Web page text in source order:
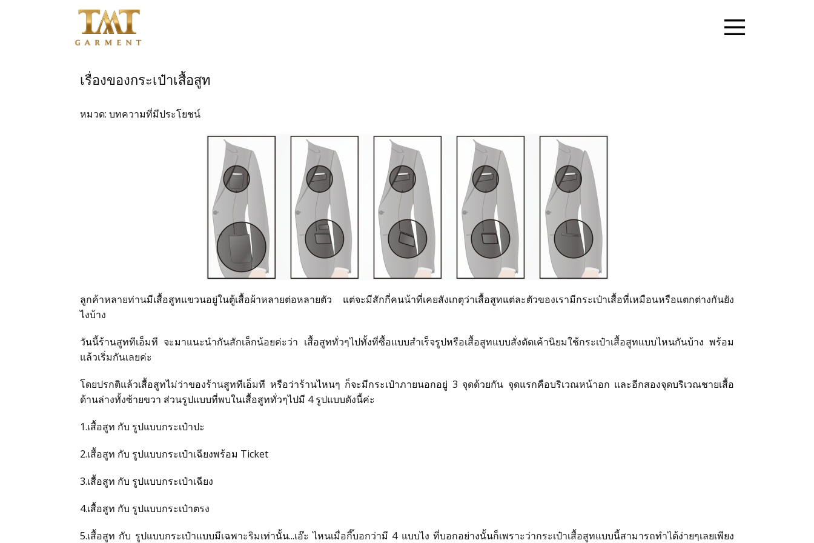
สั่งตัดชุดสูทออนไลน์
บริการให้เช่าชุดสูท
บริการแก้ไขชุดสูท
บริการซักแห้งและดูแลชุดสูท
รีวิวจากลูกค้า
เรื่องของกระเป๋าเสื้อสูท
หมวด: บทความที่มีประโยชน์
ลูกค้าหลายท่านมีเสื้อสูทแขวนอยู่ในตู้เสื้อผ้าหลายต่อหลายตัว แต่จะมีสักกี่คนน้าที่เคยสังเกตุว่าเสื้อสูทแต่ละตัวของเรามีกระเป๋าเสื้อที่เหมือนหรือแตกต่างกันยัง
ไงบ้าง
วันนี้ร้านสูททีเอ็มที จะมาแนะนำกันสักเล็กน้อยค่ะว่า เสื้อสูททั่วๆไปทั้งที่ซื้อแบบสำเร็จรูปหรือเสื้อสูทแบบสั่งตัดเค้านิยมใช้กระเป๋าเสื้อสูทแบบไหนกันบ้าง พร้อม
แล้วเริ่มกันเลยค่ะ
โดยปรกติแล้วเสื้อสูทไม่ว่าของร้านสูททีเอ็มที หรือว่าร้านไหนๆ ก็จะมีกระเป๋าภายนอกอยู่ 3 จุดด้วยกัน จุดแรกคือบริเวณหน้าอก และอีกสองจุดบริเวณชายเสื้อ
ด้านล่างทั้งซ้ายขวา ส่วนรูปแบบที่พบในเสื้อสูททั่วๆไปมี 4 รูปแบบดังนี้ค่ะ
1.เสื้อสูท กับ รูปแบบกระเป๋าปะ
2.เสื้อสูท กับ รูปแบบกระเป๋าเฉียงพร้อม Ticket
3.เสื้อสูท กับ รูปแบบกระเป๋าเฉียง
4.เสื้อสูท กับ รูปแบบกระเป๋าตรง
5.เสื้อสูท กับ รูปแบบกระเป๋าแบบมีเฉพาะริมเท่านั้น...เอ๊ะ ไหนเมื่อกี๊บอกว่ามี 4 แบบไง ที่บอกอย่างนั้นก็เพราะว่ากระเป๋าเสื้อสูทแบบนี้สามารถทำได้ง่ายๆเลยเพียง